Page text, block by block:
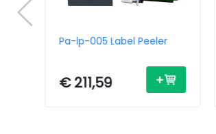
Pa-lp-005 Label Peeler
€ 211,59